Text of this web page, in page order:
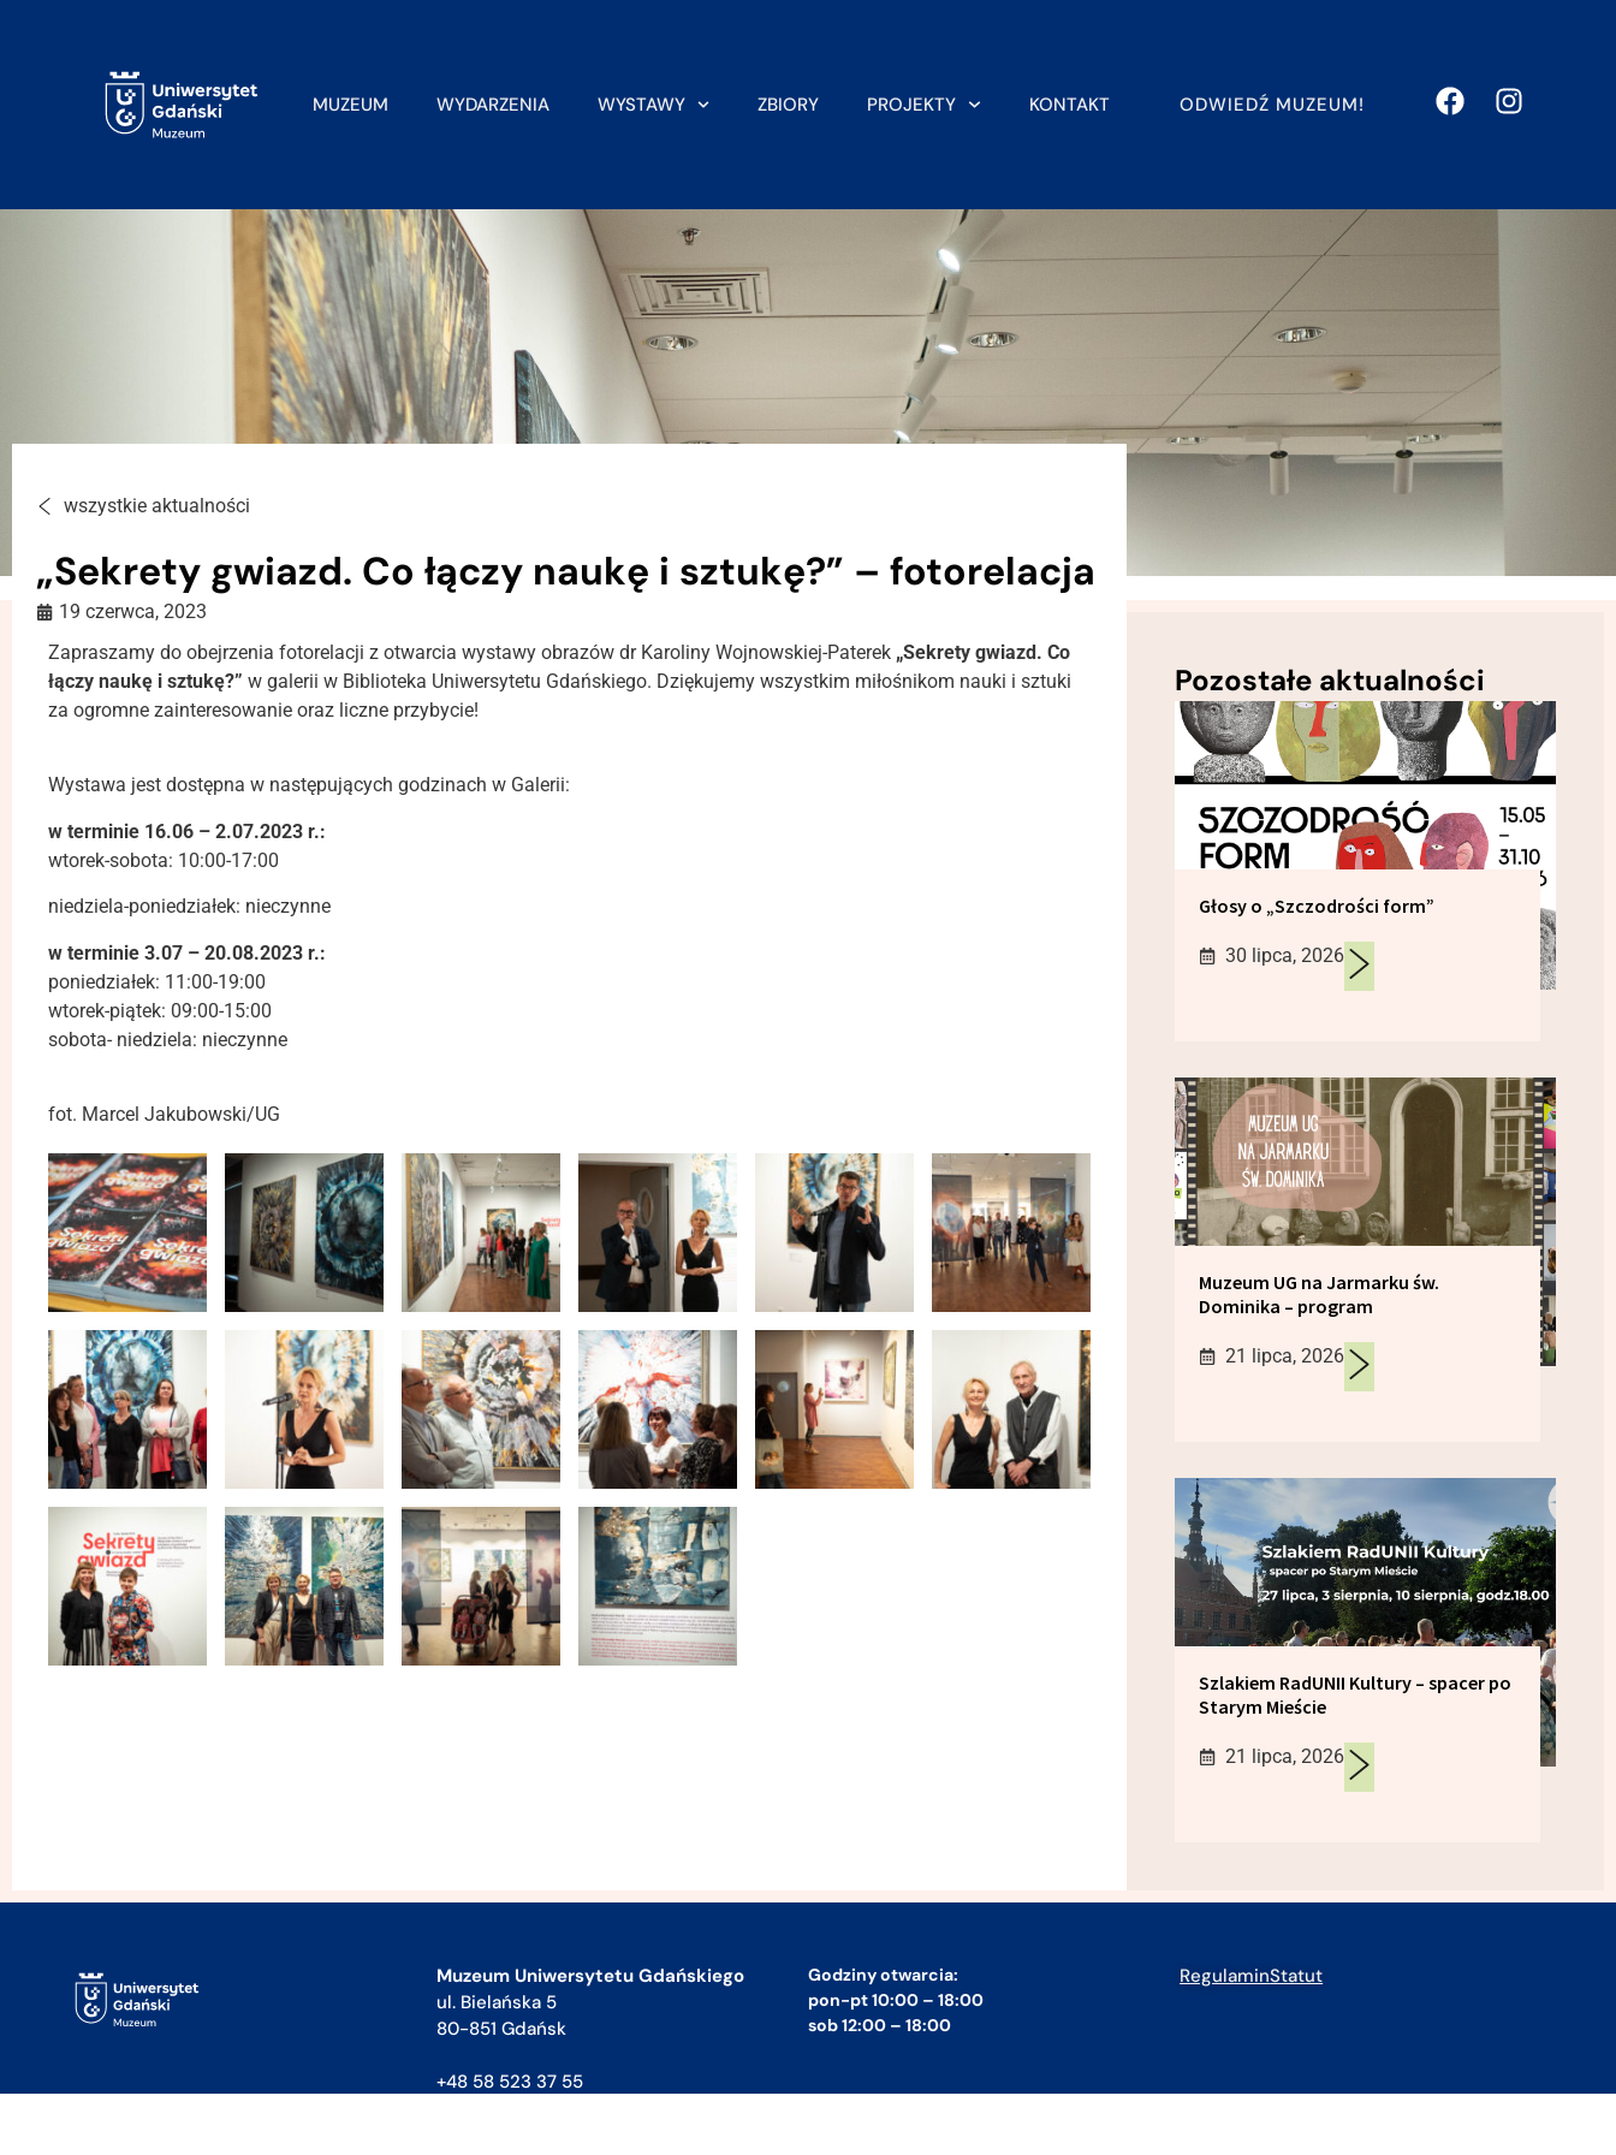
MUZEUM WYDARZENIA WYSTAWY ZBIORY PROJEKTY KONTAKT ODWIEDŹ MUZEUM!
wszystkie aktualności
„Sekrety gwiazd. Co łączy naukę i sztukę?” – fotorelacja
19 czerwca, 2023
Zapraszamy do obejrzenia fotorelacji z otwarcia wystawy obrazów dr Karoliny Wojnowskiej-Paterek „Sekrety gwiazd. Co
łączy naukę i sztukę?” w galerii w Biblioteka Uniwersytetu Gdańskiego. Dziękujemy wszystkim miłośnikom nauki i sztuki
za ogromne zainteresowanie oraz liczne przybycie!
Wystawa jest dostępna w następujących godzinach w Galerii:
w terminie 16.06 – 2.07.2023 r.:
wtorek-sobota: 10:00-17:00
niedziela-poniedziałek: nieczynne
w terminie 3.07 – 20.08.2023 r.:
poniedziałek: 11:00-19:00
wtorek-piątek: 09:00-15:00
sobota- niedziela: nieczynne
fot. Marcel Jakubowski/UG
Pozostałe aktualności
Głosy o „Szczodrości form”
30 lipca, 2026
Muzeum UG na Jarmarku św.
Dominika – program
21 lipca, 2026
Szlakiem RadUNII Kultury – spacer po
Starym Mieście
21 lipca, 2026
Muzeum Uniwersytetu Gdańskiego
ul. Bielańska 5
80-851 Gdańsk
+48 58 523 37 55
Godziny otwarcia:
pon-pt 10:00 – 18:00
sob 12:00 – 18:00
RegulaminStatut